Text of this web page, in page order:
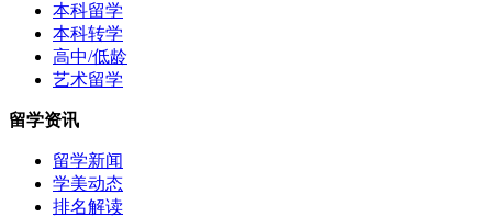
本科留学
本科转学
高中/低龄
艺术留学
留学资讯
留学新闻
学美动态
排名解读